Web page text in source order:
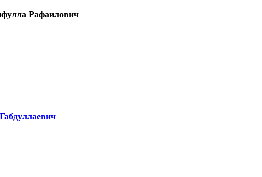
Рафаилович